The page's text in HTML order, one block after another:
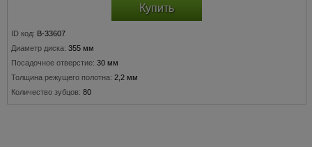
Купить
ID код: B-33607
Диаметр диска: 355 мм
Посадочное отверстие: 30 мм
Толщина режущего полотна: 2,2 мм
Количество зубцов: 80